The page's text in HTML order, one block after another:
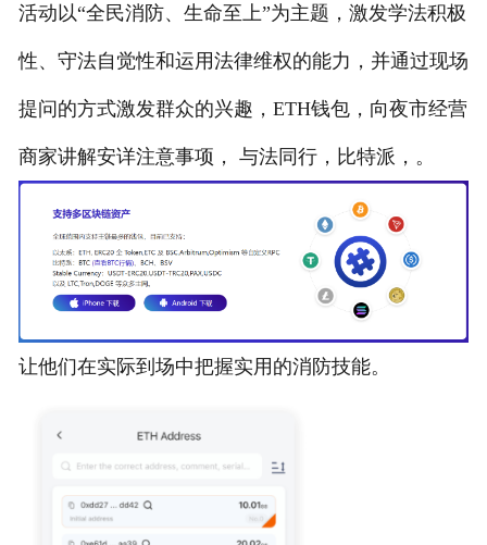
活动以“全民消防、生命至上”为主题，激发学法积极
性、守法自觉性和运用法律维权的能力，并通过现场
提问的方式激发群众的兴趣，ETH钱包，向夜市经营
商家讲解安详注意事项， 与法同行，比特派，。
让他们在实际到场中把握实用的消防技能。